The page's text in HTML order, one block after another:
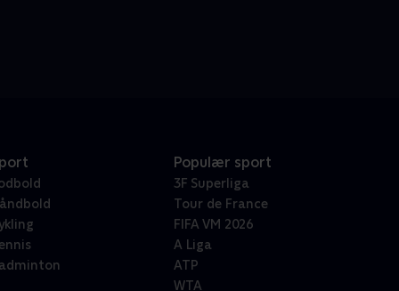
Populær sport
3F Superliga
Tour de France
FIFA VM 2026
A Liga
ATP
WTA